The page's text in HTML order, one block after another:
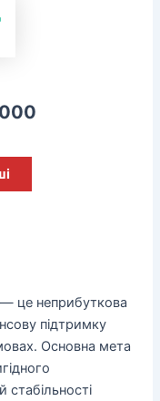
— це неприбуткова
підтримку
Основна мета
стабільності